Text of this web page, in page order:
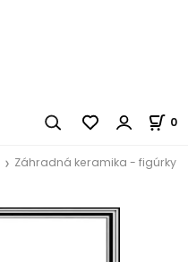
0
Záhradná keramika - figúrky